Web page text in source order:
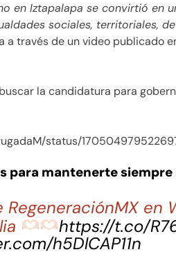
en Iztapalapa se convirtió en
sociales, territoriales,
través de un video publicado
la candidatura para
status/
para mantenerte
RegeneraciónMX en
https://t.co/
h5DlCAP11n